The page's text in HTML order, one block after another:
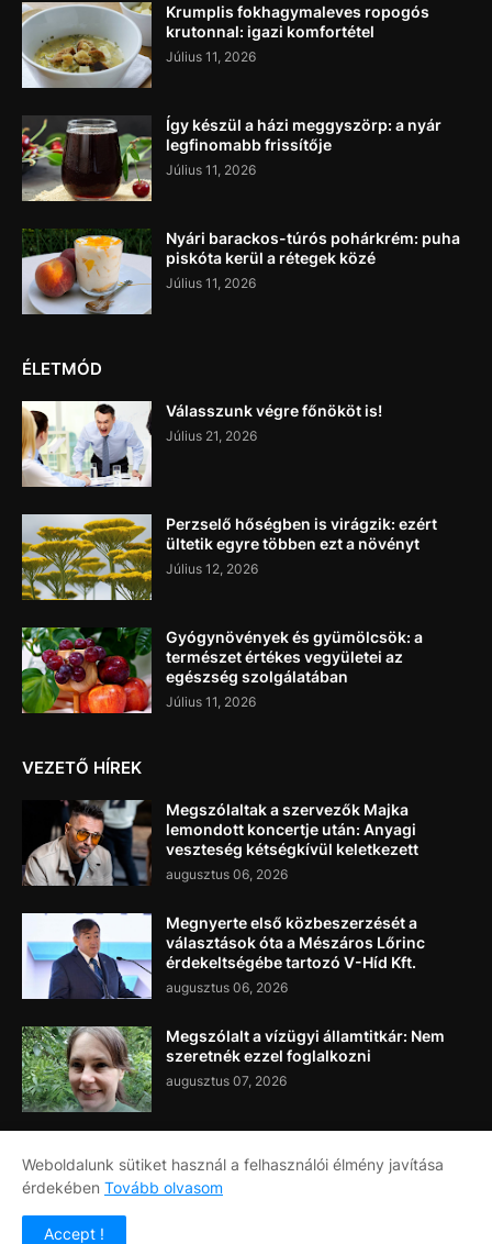
Krumplis fokhagymaleves ropogós
krutonnal: igazi komfortétel
Július 11, 2026
Így készül a házi meggyszörp: a nyár
legfinomabb frissítője
Július 11, 2026
Nyári barackos-túrós pohárkrém: puha
piskóta kerül a rétegek közé
Július 11, 2026
ÉLETMÓD
Válasszunk végre főnököt is!
Július 21, 2026
Perzselő hőségben is virágzik: ezért
ültetik egyre többen ezt a növényt
Július 12, 2026
Gyógynövények és gyümölcsök: a
természet értékes vegyületei az
egészség szolgálatában
Július 11, 2026
VEZETŐ HÍREK
Megszólaltak a szervezők Majka
lemondott koncertje után: Anyagi
veszteség kétségkívül keletkezett
augusztus 06, 2026
Megnyerte első közbeszerzését a
választások óta a Mészáros Lőrinc
érdekeltségébe tartozó V-Híd Kft.
augusztus 06, 2026
Megszólalt a vízügyi államtitkár: Nem
szeretnék ezzel foglalkozni
augusztus 07, 2026
Címlap Rólunk
Weboldalunk sütiket használ a felhasználói élmény javítása
érdekében Tovább olvasom
Accept !